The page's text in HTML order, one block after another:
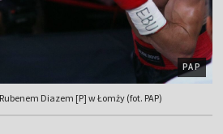
PAP
Diazem [P] w Łomży (fot. PAP)